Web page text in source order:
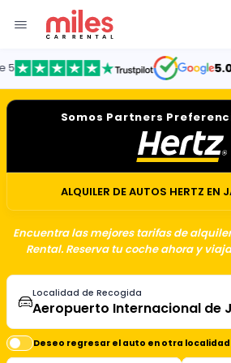
5.0
Somos Partners
ALQUILER DE AUTOS HERTZ EN
Encuentra las mejores tarifas de
Rental. Reserva tu coche ahora y
Localidad de Recogida
Deseo regresar el auto en otra localidad